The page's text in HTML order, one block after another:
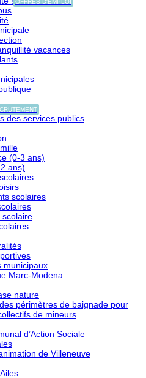
OFFRES D'EMPLOI
vacances
des services publics
(0-3 ans)
ans)
scolaires
scolaire
municipaux
Marc-Modena
nature
périmètres de baignade pour
de mineurs
d’Action Sociale
de Villeneuve